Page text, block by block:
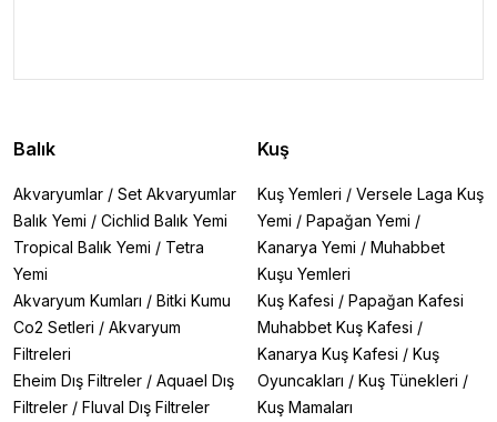
Balık
Akvaryumlar / Set Akvaryumlar
Balık Yemi / Cichlid Balık Yemi
Tropical Balık Yemi / Tetra
Yemi
Akvaryum Kumları / Bitki Kumu
Co2 Setleri / Akvaryum
Filtreleri
Eheim Dış Filtreler / Aquael Dış
Filtreler / Fluval Dış Filtreler
Kuş
Kuş Yemleri / Versele Laga Kuş
Yemi / Papağan Yemi /
Kanarya Yemi / Muhabbet
Kuşu Yemleri
Kuş Kafesi / Papağan Kafesi
Muhabbet Kuş Kafesi /
Kanarya Kuş Kafesi / Kuş
Oyuncakları / Kuş Tünekleri /
Kuş Mamaları